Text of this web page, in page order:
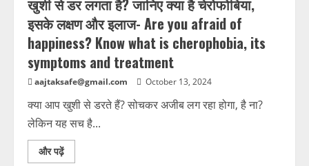
खुशी से डर लगता है? जानिए क्या है चेरोफोबिया,
इसके लक्षण और इलाज- Are you afraid of
happiness? Know what is cherophobia, its
symptoms and treatment
aajtaksafe@gmail.com October 13, 2024
क्या आप खुशी से डरते हैं? सोचकर अजीब लग रहा होगा, है ना?
लेकिन यह सच है...
और पढ़ें